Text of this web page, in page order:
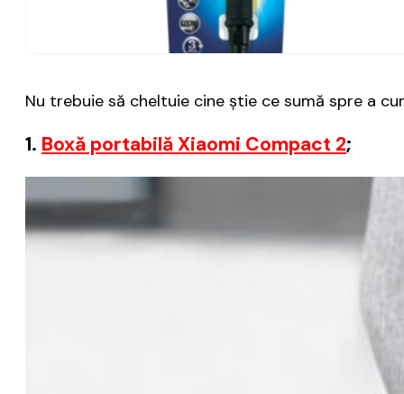
Nu trebuie să cheltuie cine știe ce sumă spre a
1. Boxă portabilă Xiaomi Compact 2;